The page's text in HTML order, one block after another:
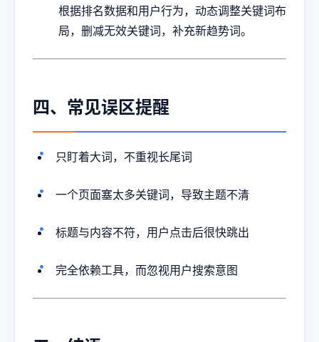
根据排名数据和用户行为，动态调整关键词布
局，删减无效关键词，补充新趋势词。
四、常见误区提醒
只盯着大词，不重视长尾词
一个页面塞太多关键词，导致主题不清
标题与内容不符，用户点击后很快跳出
完全依赖工具，而忽视用户搜索意图